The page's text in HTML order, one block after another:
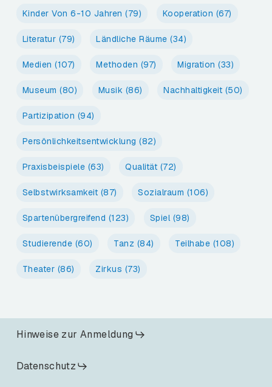
Kinder Von 6-10 Jahren (79) Kooperation (67)
Literatur (79) Ländliche Räume (34)
Medien (107) Methoden (97) Migration (33)
Museum (80) Musik (86) Nachhaltigkeit (50)
Partizipation (94)
Persönlichkeitsentwicklung (82)
Praxisbeispiele (63) Qualität (72)
Selbstwirksamkeit (87) Sozialraum (106)
Spartenübergreifend (123) Spiel(98)
Studierende (60) Tanz (84) Teilhabe (108)
Theater (86) Zirkus (73)
Hinweise zur Anmeldung
Datenschutz